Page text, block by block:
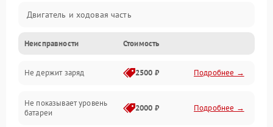
Двигатель и ходовая часть
Тормоза и безопасность
Подвеска и колеса
Электроника и управление
Неисправности Стоимость
Не держит заряд 2500 ₽ Подробнее →
Не показывает уровень
батареи
2000 ₽ Подробнее →